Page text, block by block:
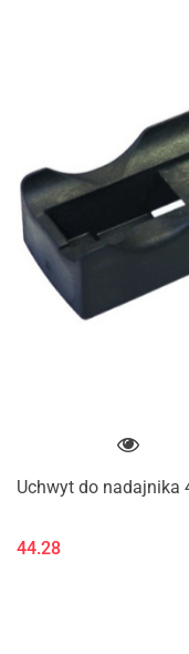
Uchwyt do nadajnika
44.28